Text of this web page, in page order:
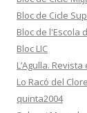
Bloc de Cicle
Bloc de l'Escola
Bloc LIC
L’Agulla.
Lo Racó del
quinta2004